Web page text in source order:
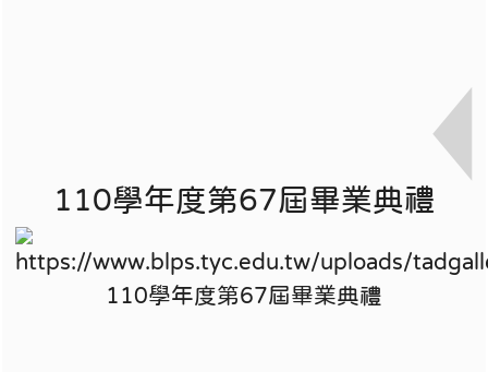
110學年度第67屆畢業典禮